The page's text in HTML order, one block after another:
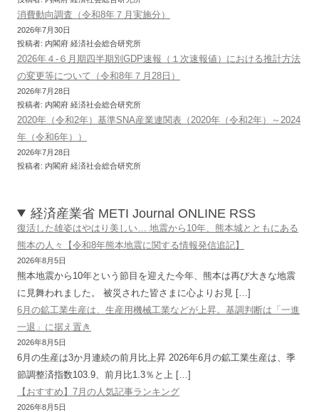
消費動向調査（令和8年７月実施分）
2026年7月30日
投稿者: 内閣府 経済社会総合研究所
2026年４-６月期四半期別GDP速報（１次速報値）における推計方法
の変更等について（令和8年７月28日）
2026年7月28日
投稿者: 内閣府 経済社会総合研究所
2020年（令和2年）基準SNA産業連関表（2020年（令和2年）～2024
年（令和6年））
2026年7月28日
投稿者: 内閣府 経済社会総合研究所
経済産業省 METI Journal ONLINE RSS
復活した雄姿はやはり美しい… 地震から10年、熊本城とともにある
熊本の人々【令和8年熊本地震に関する情報発信追記】
2026年8月5日
熊本地震から10年という節目を迎えた今年、熊本は再び大きな地震
に見舞われました。 被災された皆さまに心よりお見 […]
6月の鉱工業生産は、生産用機械工業などが上昇。基調判断は「一進
一退」に据え置き
2026年8月5日
6月の生産は3か月連続の前月比上昇 2026年6月の鉱工業生産は、季
節調整済指数103.9、前月比1.3％と上 […]
【おすすめ】7月の人気記事ランキング
2026年8月5日